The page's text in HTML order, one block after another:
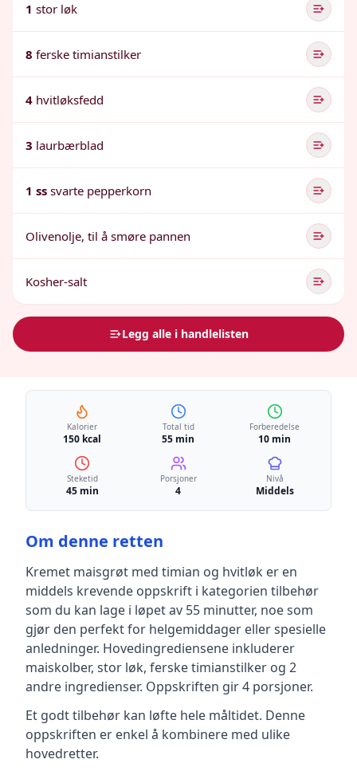
1 stor løk
8 ferske timianstilker
4 hvitløksfedd
3 laurbærblad
1 ss svarte pepperkorn
Olivenolje, til å smøre pannen
Kosher-salt
Legg alle i handlelisten
Kalorier
150 kcal
Total tid
55 min
Forberedelse
10 min
Steketid
45 min
Porsjoner
4
Nivå
Middels
Om denne retten
Kremet maisgrøt med timian og hvitløk er en
middels krevende oppskrift i kategorien tilbehør
som du kan lage i løpet av 55 minutter, noe som
gjør den perfekt for helgemiddager eller spesielle
anledninger. Hovedingrediensene inkluderer
maiskolber, stor løk, ferske timianstilker og 2
andre ingredienser. Oppskriften gir4 porsjoner.
Et godt tilbehør kan løfte hele måltidet. Denne
oppskriften er enkel å kombinere med ulike
hovedretter.